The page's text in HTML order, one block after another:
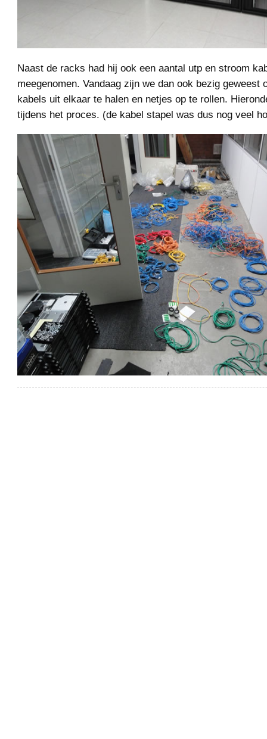
Naast de racks had hij ook een aantal utp en stroom
meegenomen. Vandaag zijn we dan ook bezig geweest
kabels uit elkaar te halen en netjes op te rollen.
tijdens het proces. (de kabel stapel was dus nog veel